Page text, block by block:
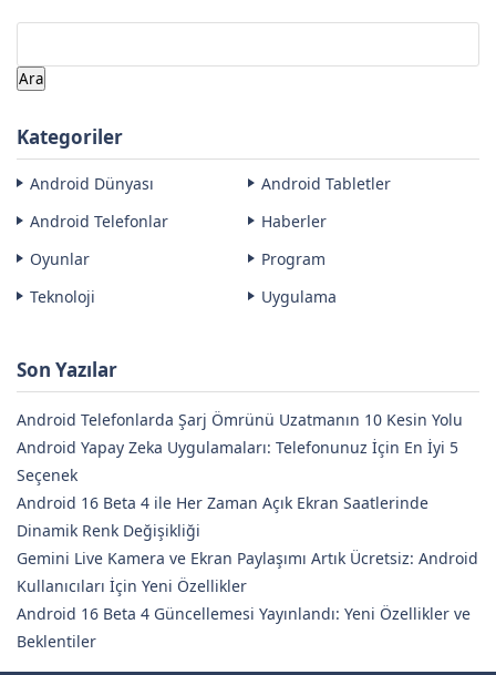
Kategoriler
Android Dünyası
Android Tabletler
Android Telefonlar
Haberler
Oyunlar
Program
Teknoloji
Uygulama
Son Yazılar
Android Telefonlarda Şarj Ömrünü Uzatmanın 10 Kesin Yolu
Android Yapay Zeka Uygulamaları: Telefonunuz İçin En İyi 5
Seçenek
Android 16 Beta 4 ile Her Zaman Açık Ekran Saatlerinde
Dinamik Renk Değişikliği
Gemini Live Kamera ve Ekran Paylaşımı Artık Ücretsiz: Android
Kullanıcıları İçin Yeni Özellikler
Android 16 Beta 4 Güncellemesi Yayınlandı: Yeni Özellikler ve
Beklentiler